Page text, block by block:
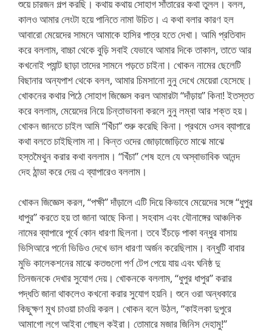
শুয়ে চারজন গল্প করছি। কথায় কথায় সোহাগ সাঁতারের কথা তুলল। বলল,
কালও আমার লেংটা হয়ে পানিতে নামা উচিত। এ কথা বলার কারণ হল
আবারো মেয়েদের সামনে আমাকে হাসির পাত্র হতে দেখা। আমি প্রতিবাদ
করে বললাম, বাচ্চা থেকে বুড়ি সবাই যেভাবে আমার দিকে তাকাল, তাতে আর
কখনোই প্যান্ট ছাড়া তাদের সামনে পড়তে চাইনা। খোকন নামের ছেলেটি
বিছানার অন্যপাশ থেকে বলল, আমার চিমসানো নুনু দেখে মেয়েরা হেসেছে।
খোকনের কথার পিঠে সোহাগ জিজ্ঞেস করল আমারটা “দাঁড়ায়” কিনা! ইতস্তত
করে বললাম, মেয়েদের নিয়ে চিন্তাভাবনা করলে নুনু লম্বা আর শক্ত হয়।
খোকন জানতে চাইল আমি “খিঁচা” শুরু করেছি কিনা। প্রথমে ওসব ব্যাপারে
কথা বলতে চাইছিলাম না। কিন্ত ওদের জোড়াজোড়িতে মাঝে মাঝে
হস্তমৈথুন করার কথা বললাম। “খিঁচা” শেষ হলে যে অস্বাভাবিক আনন্দ
দেহ ঠান্ডা করে দেয় এ ব্যাপারেও বললাম।
খোকন জিজ্ঞেস করল, “পক্ষী” দাঁড়ালে এটি দিয়ে কিভাবে মেয়েদের সঙ্গে “ধুপুর
ধাপুর” করতে হয় তা জানা আছে কিনা। সহবাস এবং যৌনাঙ্গের আঞ্চলিক
নামের ব্যাপারে পূর্বে কোন ধারণা ছিলনা। তবে ইঁচড়ে পাকা বন্ধুর বাসায়
ভিসিআরে পর্নো ভিডিও দেখে ভাল ধারণা অর্জন করেছিলাম। বন্ধুটি বাবার
মুভি কালেকশনের মাঝে কতগুলো পর্ণ টেপ পেয়ে যায় এবং ঘনিষ্ঠ দু
তিনজনকে দেখার সুযোগ দেয়। খোকনকে বললাম, “ধুপুর ধাপুর” করার
পদ্ধতি জানা থাকলেও কখনো করার সুযোগ হয়নি। শুনে ওরা অন্ধকারে
কিছুক্ষণ মুখ চাওয়া চাওয়ি করল। খোকন বলে উঠল, “কাইলকা দুপুরে
আমাগো লগে আইবা গোছল কইরা। তোমারে মজার জিনিস দেহামু!”